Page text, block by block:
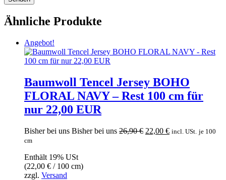
Ähnliche Produkte
Angebot!
Baumwoll Tencel Jersey BOHO
FLORAL NAVY – Rest 100 cm für
nur 22,00 EUR
Bisher bei uns Bisher bei uns 26,90€ Ursprünglicher
22,00 €Aktueller
incl. USt. je 100
cm
Enthält 19% USt
(22,00 € / 100 cm)
zzgl. Versand